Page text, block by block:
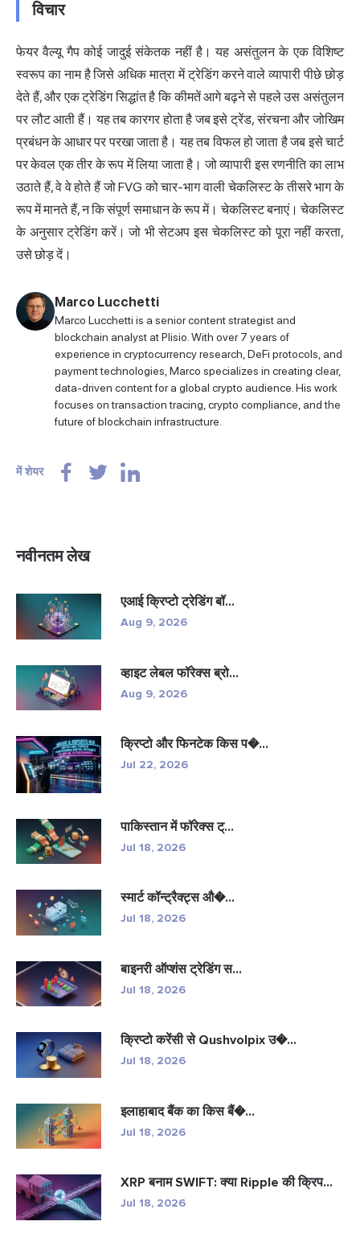
विचार
फेयर वैल्यू गैप कोई जादुई संकेतक नहीं है। यह असंतुलन के एक विशिष्ट
स्वरूप का नाम है जिसे अधिक मात्रा में ट्रेडिंग करने वाले व्यापारी पीछे छोड़
देते हैं, और एक ट्रेडिंग सिद्धांत है कि कीमतें आगे बढ़ने से पहले उस असंतुलन
पर लौट आती हैं। यह तब कारगर होता है जब इसे ट्रेंड, संरचना और जोखिम
प्रबंधन के आधार पर परखा जाता है। यह तब विफल हो जाता है जब इसे चार्ट
पर केवल एक तीर के रूप में लिया जाता है। जो व्यापारी इस रणनीति का लाभ
उठाते हैं, वे वे होते हैं जो FVG को चार-भाग वाली चेकलिस्ट के तीसरे भाग के
रूप में मानते हैं, न कि संपूर्ण समाधान के रूप में। चेकलिस्ट बनाएं। चेकलिस्ट
के अनुसार ट्रेडिंग करें। जो भी सेटअप इस चेकलिस्ट को पूरा नहीं करता,
उसे छोड़ दें।
Marco Lucchetti
Marco Lucchetti is a senior content strategist and
blockchain analyst at Plisio. With over 7 years of
experience in cryptocurrency research, DeFi protocols, and
payment technologies, Marco specializes in creating clear,
data-driven content for a global crypto audience. His work
focuses on transaction tracing, crypto compliance, and the
future of blockchain infrastructure.
में शेयर
नवीनतम लेख
एआई क्रिप्टो ट्रेडिंग बॉ...
Aug 9, 2026
व्हाइट लेबल फॉरेक्स ब्रो...
Aug 9, 2026
क्रिप्टो और फिनटेक किस प�...
Jul 22, 2026
पाकिस्तान में फॉरेक्स ट्...
Jul 18, 2026
स्मार्ट कॉन्ट्रैक्ट्स औ�...
Jul 18, 2026
बाइनरी ऑप्शंस ट्रेडिंग स...
Jul 18, 2026
क्रिप्टो करेंसी से Qushvolpix उ�...
Jul 18, 2026
इलाहाबाद बैंक का किस बैं�...
Jul 18, 2026
XRP बनाम SWIFT: क्या Ripple की क्रिप...
Jul 18, 2026